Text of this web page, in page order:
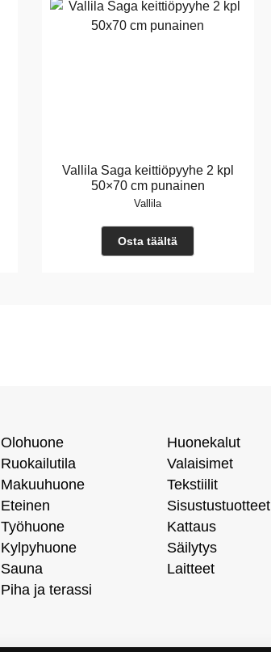
Vallila Saga keittiöpyyhe 2 kpl
50×70 cm punainen
Vallila
Osta täältä
Olohuone
Ruokailutila
Makuuhuone
Eteinen
Työhuone
Kylpyhuone
Sauna
Piha ja terassi
Huonekalut
Valaisimet
Tekstiilit
Sisustustuotteet
Kattaus
Säilytys
Laitteet